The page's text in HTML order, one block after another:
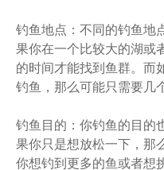
钓鱼地点：不同的钓鱼地
果你在一个比较大的湖或
的时间才能找到鱼群。而
钓鱼，那么可能只需要几
钓鱼目的：你钓鱼的目的
果你只是想放松一下，那
你想钓到更多的鱼或者想